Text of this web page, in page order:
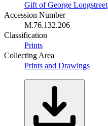
Gift of George Longstreet
Accession Number
M.76.132.206
Classification
Prints
Collecting Area
Prints and Drawings